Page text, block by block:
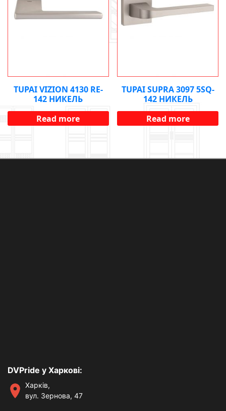
TUPAI VIZION 4130 RE-
142 НИКЕЛЬ
Read more
TUPAI SUPRA 3097 5SQ-
142 НИКЕЛЬ
Read more
DVPride у Харкові:
Харків,
вул. Зернова, 47